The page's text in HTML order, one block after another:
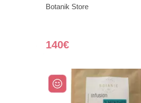
Botanik Store
140€